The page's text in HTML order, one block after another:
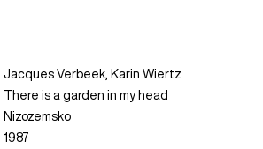
Jacques Verbeek, Karin Wiertz
There is a garden in my head
Nizozemsko
1987